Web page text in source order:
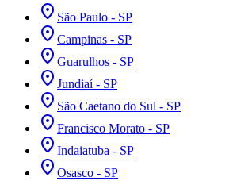
place São Paulo - SP
place Campinas - SP
place Guarulhos - SP
place Jundiaí - SP
place São Caetano do Sul - SP
place Francisco Morato - SP
place Indaiatuba - SP
place Osasco - SP